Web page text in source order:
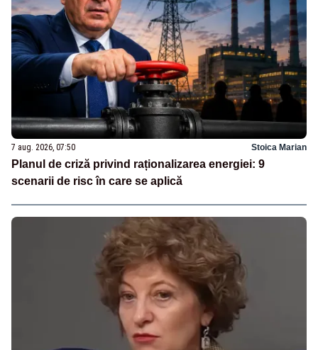
7 aug. 2026, 07:50 Stoica Marian
Planul de criză privind raționalizarea energiei: 9
scenarii de risc în care se aplică